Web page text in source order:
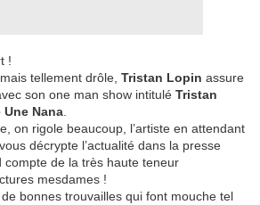
!
tellement drôle, Tristan Lopin assure
son one man show intitulé Tristan
Une Nana
on rigole beaucoup, l’artiste en attendant
décrypte l’actualité dans la presse
compte de la très haute teneur
mesdames !
bonnes trouvailles qui font mouche tel